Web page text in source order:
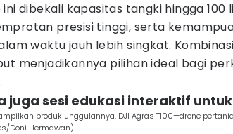
ini dibekali kapasitas tangki hingga 100
presisi tinggi, serta
waktu jauh lebih singkat.
menjadikannya pilihan ideal bagi
juga sesi edukasi interaktif
produk unggulannya, DJI Agras T100—drone
Doni Hermawan)